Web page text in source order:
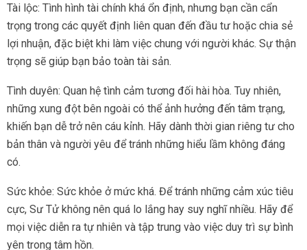
Tài lộc: Tình hình tài chính khá ổn định, nhưng bạn cần cẩn
trọng trong các quyết định liên quan đến đầu tư hoặc chia sẻ
lợi nhuận, đặc biệt khi làm việc chung với người khác. Sự thận
trọng sẽ giúp bạn bảo toàn tài sản.
Tình duyên: Quan hệ tình cảm tương đối hài hòa. Tuy nhiên,
những xung đột bên ngoài có thể ảnh hưởng đến tâm trạng,
khiến bạn dễ trở nên cáu kỉnh. Hãy dành thời gian riêng tư cho
bản thân và người yêu để tránh những hiểu lầm không đáng
có.
Sức khỏe: Sức khỏe ở mức khá. Để tránh những cảm xúc tiêu
cực, Sư Tử không nên quá lo lắng hay suy nghĩ nhiều. Hãy để
mọi việc diễn ra tự nhiên và tập trung vào việc duy trì sự bình
yên trong tâm hồn.